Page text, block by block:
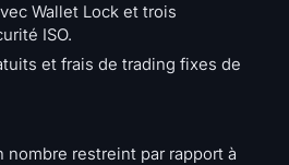
Wallet Lock et trois
ISO.
et frais de trading fixes de
nombre restreint par rapport à